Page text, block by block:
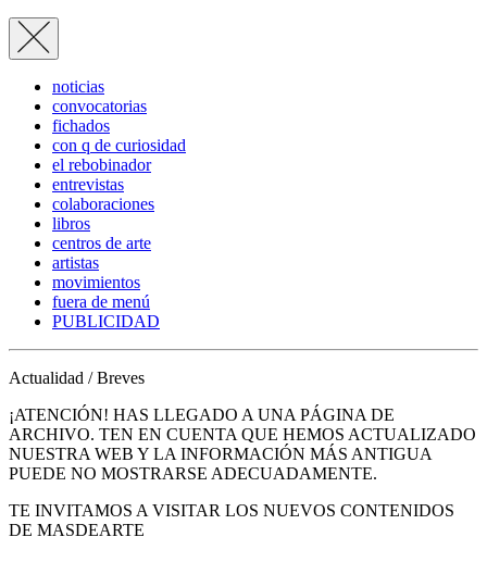
noticias
convocatorias
fichados
con q de curiosidad
el rebobinador
entrevistas
colaboraciones
libros
centros de arte
artistas
movimientos
fuera de menú
PUBLICIDAD
Actualidad / Breves
¡ATENCIÓN! HAS LLEGADO A UNA PÁGINA DE
ARCHIVO. TEN EN CUENTA QUE HEMOS ACTUALIZADO
NUESTRA WEB Y LA INFORMACIÓN MÁS ANTIGUA
PUEDE NO MOSTRARSE ADECUADAMENTE.
TE INVITAMOS A VISITAR LOS NUEVOS CONTENIDOS
DE MASDEARTE